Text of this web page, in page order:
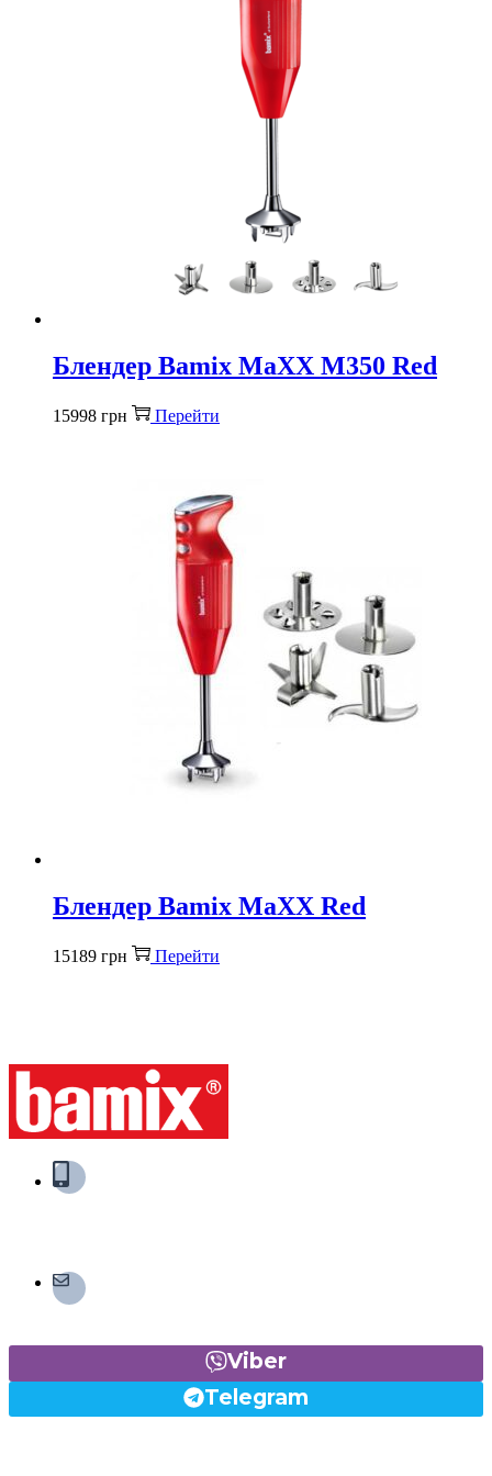
Блендер Bamix MaXX M350 Red
15998 грн Перейти
Блендер Bamix MaXX Red
15189 грн Перейти
Viber
Telegram